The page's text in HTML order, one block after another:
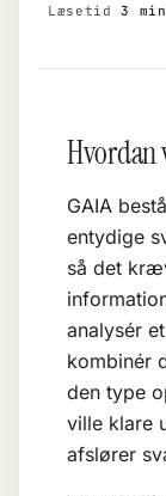
Læsetid3 min
Hvordan
GAIA
entydige
så det
analysér
kombinér
den type
ville klare
afslører